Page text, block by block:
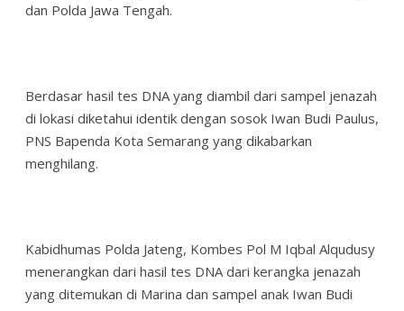
dan Polda Jawa Tengah.
Berdasar hasil tes DNA yang diambil dari sampel jenazah
di lokasi diketahui identik dengan sosok Iwan Budi Paulus,
PNS Bapenda Kota Semarang yang dikabarkan
menghilang.
Kabidhumas Polda Jateng, Kombes Pol M Iqbal Alqudusy
menerangkan dari hasil tes DNA dari kerangka jenazah
yang ditemukan di Marina dan sampel anak Iwan Budi